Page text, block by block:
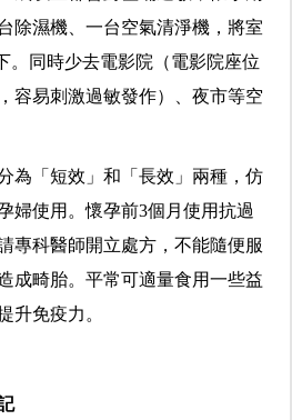
除濕機、一台空氣清淨機，將室
。同時少去電影院（電影院座位
容易刺激過敏發作）、夜市等空
為「短效」和「長效」兩種，仿
婦使用。懷孕前3個月使用抗過
專科醫師開立處方，不能隨便服
成畸胎。平常可適量食用一些益
升免疫力。